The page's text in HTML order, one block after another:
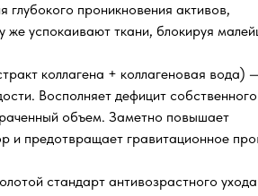
глубокого проникновения активов,
же успокаивают ткани, блокируя
коллагена + коллагеновая вода)
Восполняет дефицит собственного
объем. Заметно повышает
и предотвращает гравитационное
стандарт антивозрастного